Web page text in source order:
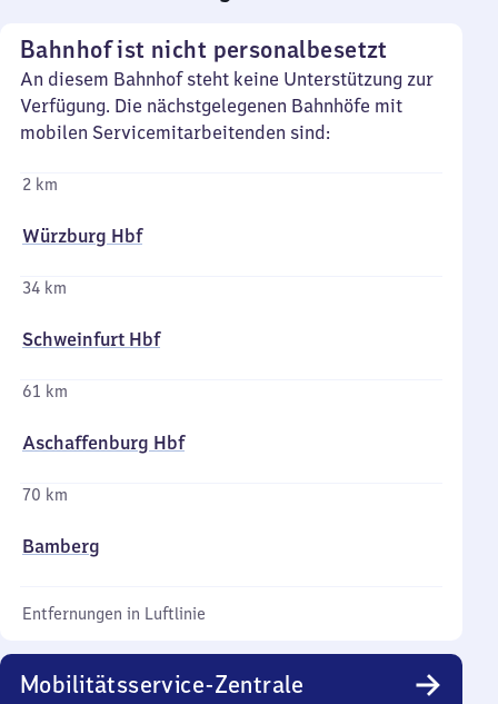
Bahnhof ist nicht personalbesetzt
An diesem Bahnhof steht keine Unterstützung zur
Verfügung. Die nächstgelegenen Bahnhöfe mit
mobilen Servicemitarbeitenden sind:
2 km
Würzburg Hbf
34 km
Schweinfurt Hbf
61 km
Aschaffenburg Hbf
70 km
Bamberg
Entfernungen in Luftlinie
Mobilitätsservice-Zentrale